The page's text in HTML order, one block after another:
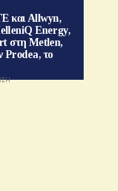
και Allwyn,
Energy,
στη Metlen,
Prodea, το